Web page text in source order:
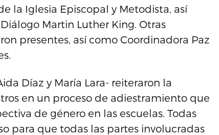
la Iglesia Episcopal y Metodista, así
Martin Luther King. Otras
presentes, así como Coordinadora Paz
Díaz y María Lara- reiteraron la
en un proceso de adiestramiento que
de género en las escuelas. Todas
para que todas las partes involucradas